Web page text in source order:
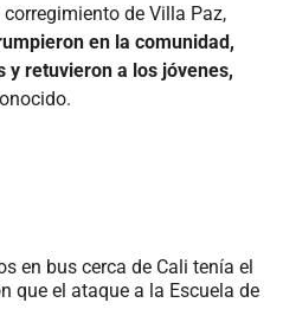
de Villa Paz,
en la comunidad,
y retuvieron a los jóvenes,
en bus cerca de Cali tenía el
que el ataque a la Escuela de